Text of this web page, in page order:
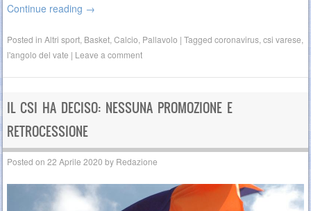
Continue reading →
Posted inAltri sport Basket ,Calcio Pallavolo |Taggedcoronavirus ,csi varese
l'angolo del vate | Leave a comment
IL CSI HA DECISO: NESSUNA PROMOZIONE E
RETROCESSIONE
Posted on22 Aprile 2020 by Redazione